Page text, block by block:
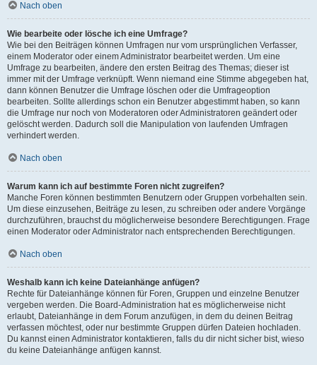
Nach oben
Wie bearbeite oder lösche ich eine Umfrage?
Wie bei den Beiträgen können Umfragen nur vom ursprünglichen Verfasser,
einem Moderator oder einem Administrator bearbeitet werden. Um eine
Umfrage zu bearbeiten, ändere den ersten Beitrag des Themas; dieser ist
immer mit der Umfrage verknüpft. Wenn niemand eine Stimme abgegeben hat,
dann können Benutzer die Umfrage löschen oder die Umfrageoption
bearbeiten. Sollte allerdings schon ein Benutzer abgestimmt haben, so kann
die Umfrage nur noch von Moderatoren oder Administratoren geändert oder
gelöscht werden. Dadurch soll die Manipulation von laufenden Umfragen
verhindert werden.
Nach oben
Warum kann ich auf bestimmte Foren nicht zugreifen?
Manche Foren können bestimmten Benutzern oder Gruppen vorbehalten sein.
Um diese einzusehen, Beiträge zu lesen, zu schreiben oder andere Vorgänge
durchzuführen, brauchst du möglicherweise besondere Berechtigungen. Frage
einen Moderator oder Administrator nach entsprechenden Berechtigungen.
Nach oben
Weshalb kann ich keine Dateianhänge anfügen?
Rechte für Dateianhänge können für Foren, Gruppen und einzelne Benutzer
vergeben werden. Die Board-Administration hat es möglicherweise nicht
erlaubt, Dateianhänge in dem Forum anzufügen, in dem du deinen Beitrag
verfassen möchtest, oder nur bestimmte Gruppen dürfen Dateien hochladen.
Du kannst einen Administrator kontaktieren, falls du dir nicht sicher bist, wieso
du keine Dateianhänge anfügen kannst.